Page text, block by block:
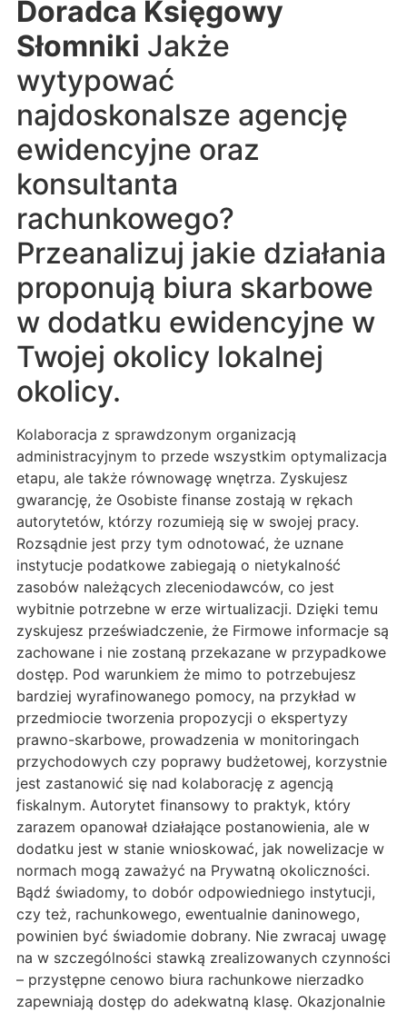
Doradca Księgowy
Słomniki Jakże
wytypować
najdoskonalsze agencję
ewidencyjne oraz
konsultanta
rachunkowego?
Przeanalizuj jakie działania
proponują biura skarbowe
w dodatku ewidencyjne w
Twojej okolicy lokalnej
okolicy.
Kolaboracja z sprawdzonym organizacją
administracyjnym to przede wszystkim optymalizacja
etapu, ale także równowagę wnętrza. Zyskujesz
gwarancję, że Osobiste finanse zostają w rękach
autorytetów, którzy rozumieją się w swojej pracy.
Rozsądnie jest przy tym odnotować, że uznane
instytucje podatkowe zabiegają o nietykalność
zasobów należących zleceniodawców, co jest
wybitnie potrzebne w erze wirtualizacji. Dzięki temu
zyskujesz przeświadczenie, że Firmowe informacje są
zachowane i nie zostaną przekazane w przypadkowe
dostęp. Pod warunkiem że mimo to potrzebujesz
bardziej wyrafinowanego pomocy, na przykład w
przedmiocie tworzenia propozycji o ekspertyzy
prawno-skarbowe, prowadzenia w monitoringach
przychodowych czy poprawy budżetowej, korzystnie
jest zastanowić się nad kolaborację z agencją
fiskalnym. Autorytet finansowy to praktyk, który
zarazem opanował działające postanowienia, ale w
dodatku jest w stanie wnioskować, jak nowelizacje w
normach mogą zaważyć na Prywatną okoliczności.
Bądź świadomy, to dobór odpowiedniego instytucji,
czy też, rachunkowego, ewentualnie daninowego,
powinien być świadomie dobrany. Nie zwracaj uwagę
na w szczególności stawką zrealizowanych czynności
– przystępne cenowo biura rachunkowe nierzadko
zapewniają dostęp do adekwatną klasę. Okazjonalnie